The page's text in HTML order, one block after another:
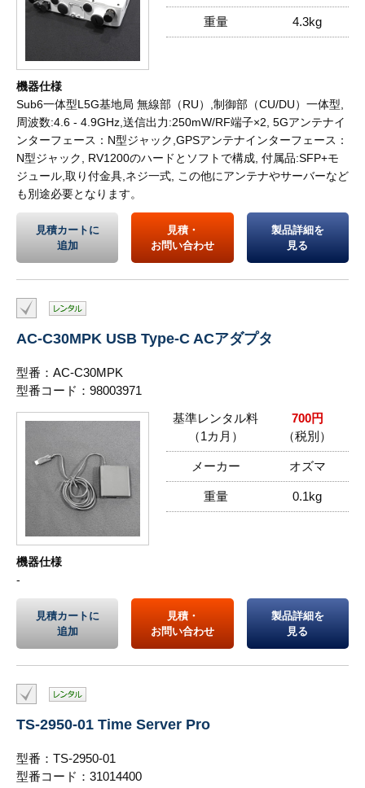
重量 4.3kg
機器仕様
Sub6一体型L5G基地局 無線部（RU）,制御部（CU/DU）一体型,
周波数:4.6 - 4.9GHz,送信出力:250mW/RF端子×2, 5Gアンテナイ
ンターフェース：N型ジャック,GPSアンテナインターフェース：
N型ジャック, RV1200のハードとソフトで構成, 付属品:SFP+モ
ジュール,取り付金具,ネジ一式, この他にアンテナやサーバーなど
も別途必要となります。
見積カートに
追加
見積・
お問い合わせ
製品詳細を
見る
AC-C30MPK USB Type-C ACアダプタ
型番：AC-C30MPK
型番コード：98003971
基準レンタル料
（1カ月）
700円
（税別）
メーカー オズマ
重量 0.1kg
機器仕様
-
見積カートに
追加
見積・
お問い合わせ
製品詳細を
見る
TS-2950-01 Time Server Pro
型番：TS-2950-01
型番コード：31014400